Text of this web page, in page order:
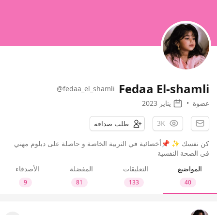
Fedaa El-shamli
@fedaa_el_shamli
عضوة • يناير 2023
3K طلب صداقة
كن نفسك ✨ 📌أخصائية في التربية الخاصة و حاصلة على دبلوم مهني
في الصحة النفسية
المواضيع
40
التعليقات
133
المفضلة
81
الأصدقاء
9